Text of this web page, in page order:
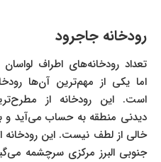
رودخانه جاجرود
تعداد رودخانه‌‌های اطراف
اما یکی از مهم‌ترین آن‌ها
است. این رودخانه از
دیدنی منطقه به حساب می‌آید و
خالی از لطف نیست. این رودخانه
جنوبی البرز مرکزی سرچشمه